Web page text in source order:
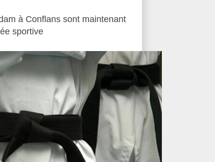
à Conflans sont maintenant
sportive